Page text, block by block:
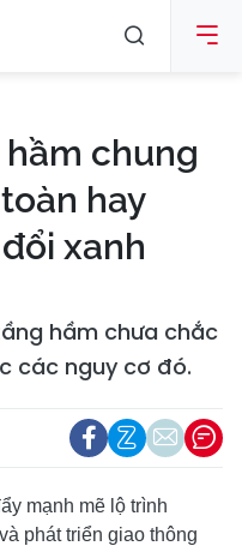
chung
hay
xanh
hầm chưa chắc
các nguy cơ đó.
mạnh mẽ lộ trình
phát triển giao thông